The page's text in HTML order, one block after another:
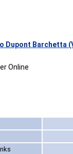
Dupont Barchetta
Online